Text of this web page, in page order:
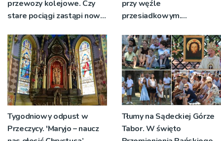
przewozy kolejowe. Czy
stare pociągi zastąpi nowy
przy węźle
przesiadkowym.
miejsc
Tygodniowy odpust w
Przeczycy. 'Maryjo – naucz
Tłumy na Sądeckiej Górze
Tabor. W święto